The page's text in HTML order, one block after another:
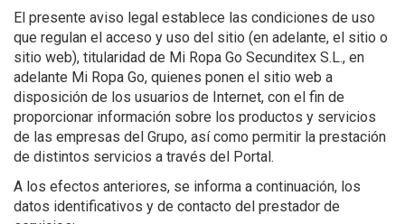
El presente aviso legal establece las condiciones de uso
que regulan el acceso y uso del sitio (en adelante, el sitio o
sitio web), titularidad de Mi Ropa Go Secunditex S.L., en
adelante Mi Ropa Go, quienes ponen el sitio web a
disposición de los usuarios de Internet, con el fin de
proporcionar información sobre los productos y servicios
de las empresas del Grupo, así como permitir la prestación
de distintos servicios a través del Portal.
A los efectos anteriores, se informa a continuación, los
datos identificativos y de contacto del prestador de